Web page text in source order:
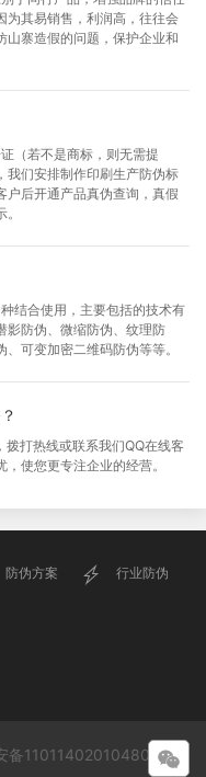
为其易销售，利润高，往往会
山寨造假的问题，保护企业和
（若不是商标，则无需提
我们安排制作印刷生产防伪标
户后开通产品真伪查询，真假
结合使用，主要包括的技术有
影防伪、微缩防伪、纹理防
可变加密二维码防伪等等。
打热线或联系我们QQ在线客
使您更专注企业的经营。
防伪方案
行业防伪
备11011402010480号